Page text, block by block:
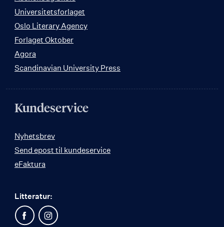
Universitetsforlaget
Oslo Literary Agency
Forlaget Oktober
Agora
Scandinavian University Press
Kundeservice
Nyhetsbrev
Send epost til kundeservice
eFaktura
Litteratur: